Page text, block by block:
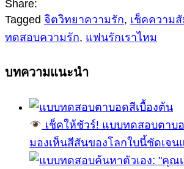
Share:
Tagged จิตวิทยาความรัก, เช็คความ
ทดสอบความรัก, แฟนรักเราไหม
บทความแนะนำ
เช็คให้ชัวร์! แบบทดสอบตาบ
มองเห็นสีสันของโลกใบนี้ชัดเจน